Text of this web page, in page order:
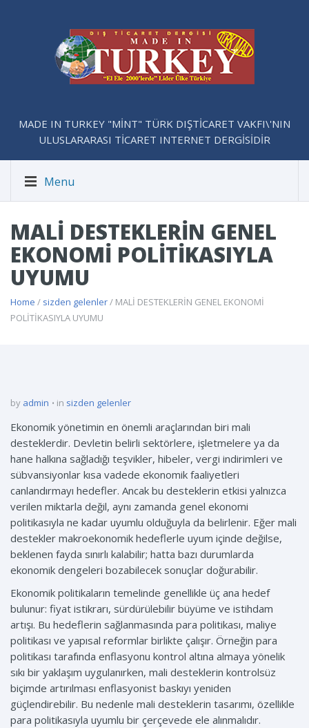
MADE IN TURKEY "MİNT" TÜRK DIŞTİCARET VAKFI\'NIN
ULUSLARARASI TİCARET INTERNET DERGİSİDİR
Menu
MALİ DESTEKLERİN GENEL
EKONOMİ POLİTİKASIYLA
UYUMU
Home / sizden gelenler/ MALİ DESTEKLERİN GENEL EKONOMİ
POLİTİKASIYLA UYUMU
by admin in sizden gelenler
Ekonomik yönetimin en önemli araçlarından biri mali
desteklerdir. Devletin belirli sektörlere, işletmelere ya da
hane halkına sağladığı teşvikler, hibeler, vergi indirimleri ve
sübvansiyonlar kısa vadede ekonomik faaliyetleri
canlandırmayı hedefler. Ancak bu desteklerin etkisi yalnızca
verilen miktarla değil, aynı zamanda genel ekonomi
politikasıyla ne kadar uyumlu olduğuyla da belirlenir. Eğer mali
destekler makroekonomik hedeflerle uyum içinde değilse,
beklenen fayda sınırlı kalabilir; hatta bazı durumlarda
ekonomik dengeleri bozabilecek sonuçlar doğurabilir.
Ekonomik politikaların temelinde genellikle üç ana hedef
bulunur: fiyat istikrarı, sürdürülebilir büyüme ve istihdam
artışı. Bu hedeflerin sağlanmasında para politikası, maliye
politikası ve yapısal reformlar birlikte çalışır. Örneğin para
politikası tarafında enflasyonu kontrol altına almaya yönelik
sıkı bir yaklaşım uygulanırken, mali desteklerin kontrolsüz
biçimde artırılması enflasyonist baskıyı yeniden
güçlendirebilir. Bu nedenle mali desteklerin tasarımı, özellikle
para politikasıyla uyumlu bir çerçevede ele alınmalıdır.